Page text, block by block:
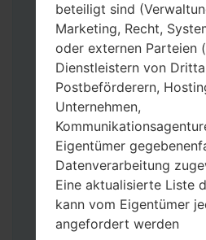
Laden Sie auf Ihren
Version herunter.
Dann laden Sie die
herunter und
Sie brauchen 1(wählen
Datei aus) oder 5
Dateien aus)
AP: „System &
CP: „Modem & Radio“
CSC_***: „Country &
HOME_CSC_***:
Operator“
beteiligt sind
Marketing, Recht,
oder externen Parteien
Dienstleistern von
Postbeförderern,
Unternehmen,
Eigentümer
Datenverarbeitung
Eine aktualisierte Liste
kann vom Eigentümer
angefordert werden